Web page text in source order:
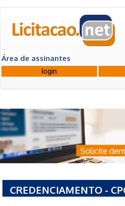
Área de assinantes
Solicite
CREDENCIAMENTO -